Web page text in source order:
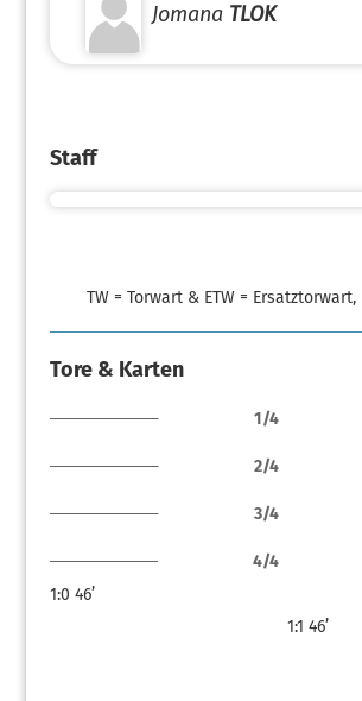
Jomana TLOK
Staff
TW = Torwart & ETW =
Tore & Karten
1/4
2/4
3/4
4/4
1:0 46’
1:1 46’